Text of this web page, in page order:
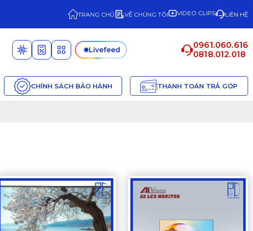
TRANG CHỦ VỀ CHÚNG TÔI VIDEO CLIPS LIÊN HỆ
Livefeed
0961.060.616
0818.012.018
CHÍNH SÁCH BẢO HÀNH THANH TOÁN TRẢ GÓP